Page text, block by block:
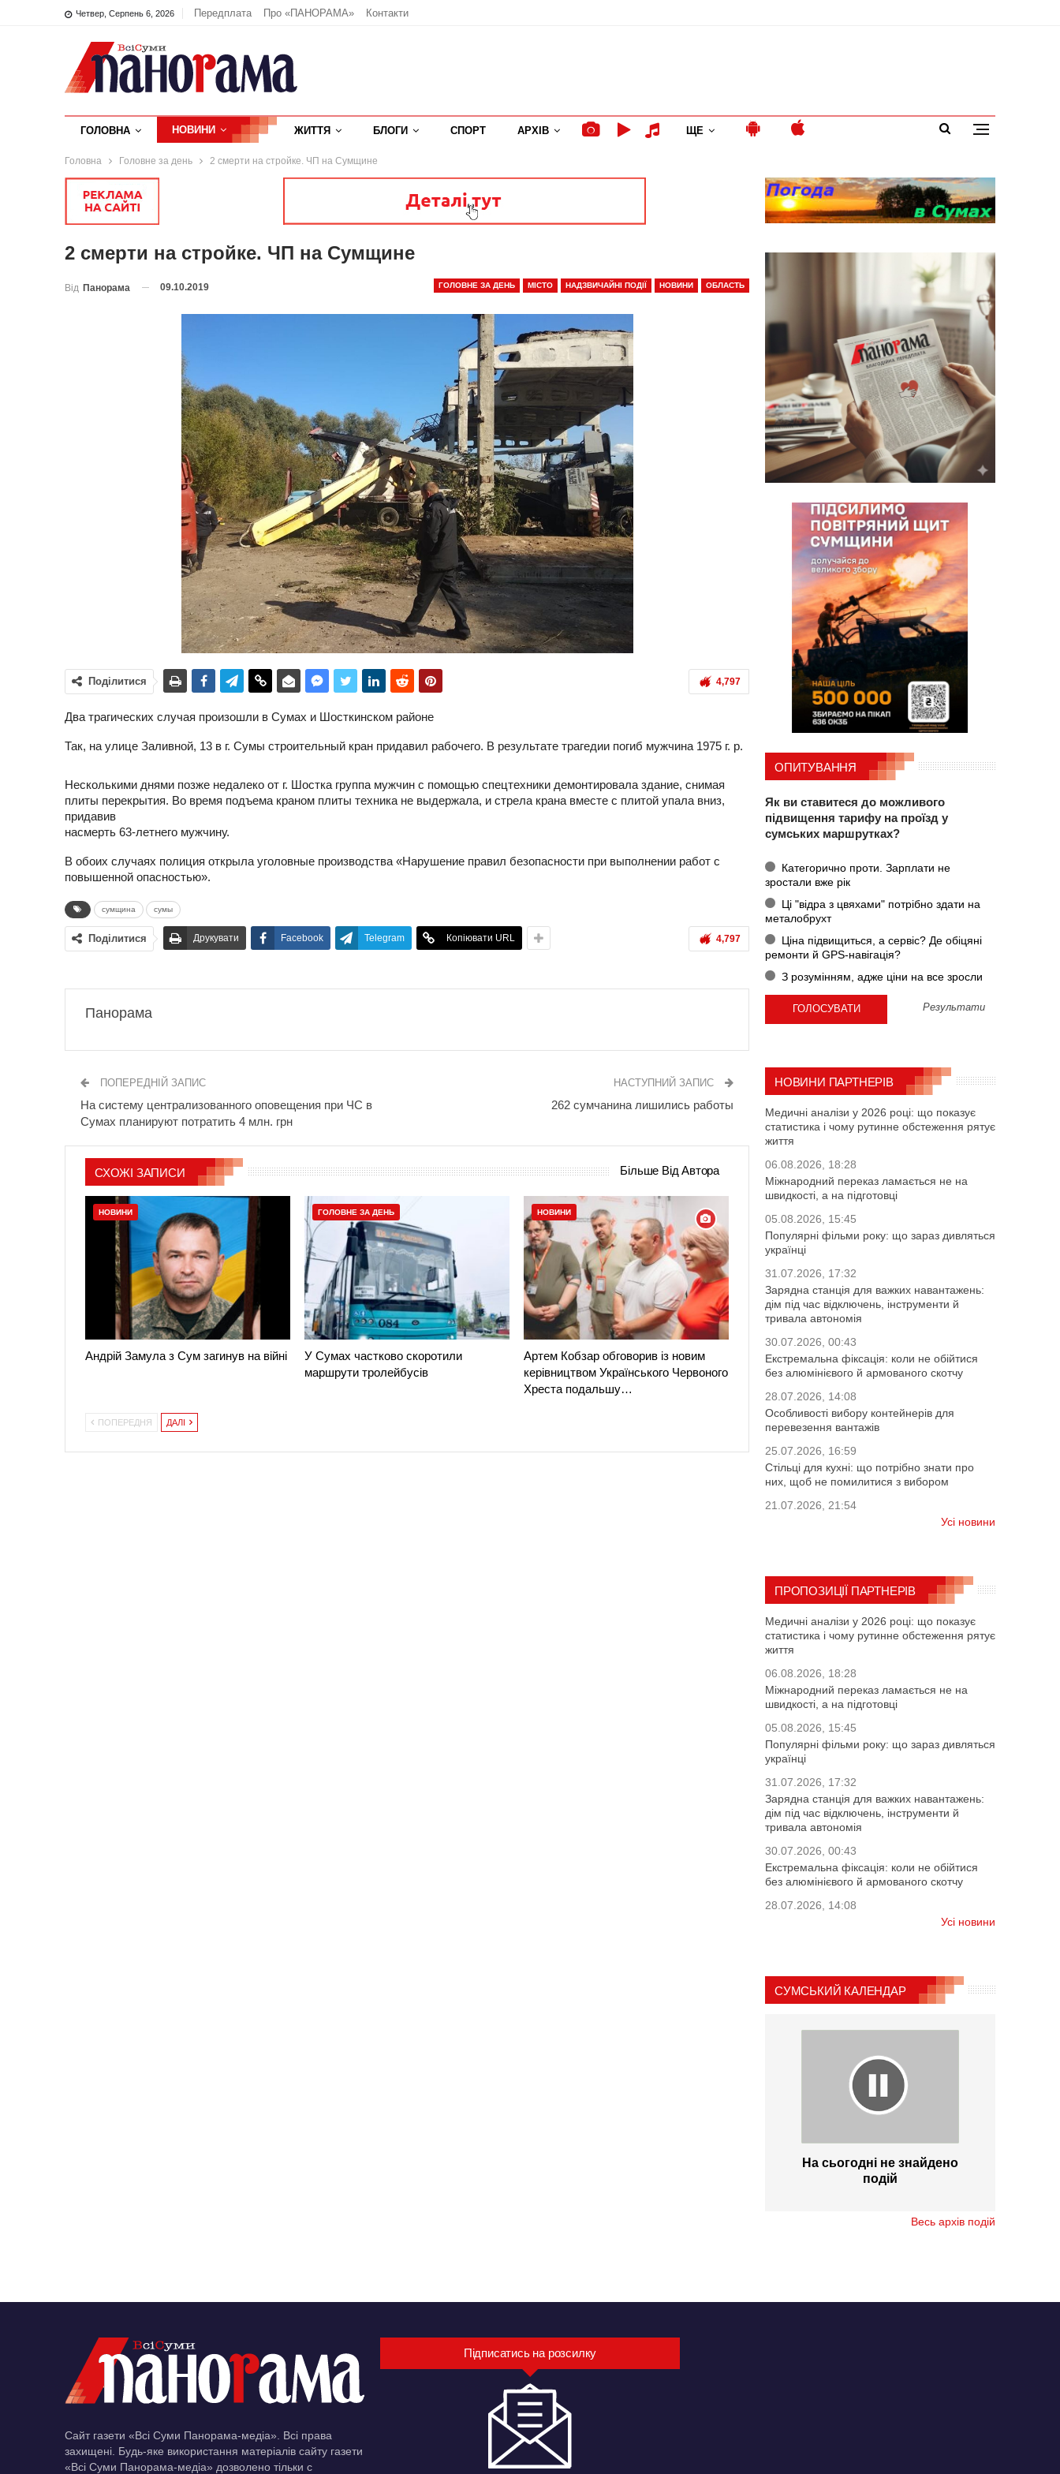
Четвер, Серпень 6, 2026 Передплата Про «ПАНОРАМА» Контакти
ГОЛОВНА НОВИНИ ЖИТТЯ БЛОГИ СПОРТ АРХІВ ЩЕ
Головна Головне за день 2 смерти на стройке. ЧП на Сумщине
2 смерти на стройке. ЧП на Сумщине
ГОЛОВНЕ ЗА ДЕНЬ МІСТО НАДЗВИЧАЙНІ ПОДІЇ НОВИНИ ОБЛАСТЬ
Від Панорама 09.10.2019
4,797
Поділитися
Два трагических случая произошли в Сумах и Шосткинском районе
Так, на улице Заливной, 13 в г. Сумы строительный кран придавил рабочего. В результате трагедии погиб мужчина 1975 г. р.
Несколькими днями позже недалеко от г. Шостка группа мужчин с помощью спецтехники демонтировала здание, снимая
плиты перекрытия. Во время подъема краном плиты техника не выдержала, и стрела крана вместе с плитой упала вниз,
придавив
насмерть 63-летнего мужчину.
В обоих случаях полиция открыла уголовные производства «Нарушение правил безопасности при выполнении работ с
повышенной опасностью».
сумщина сумы
4,797
Поділитися Друкувати Facebook Telegram Копіювати URL
Панорама
ПОПЕРЕДНІЙ ЗАПИС
На систему централизованного оповещения при ЧС в
Сумах планируют потратить 4 млн. грн
НАСТУПНИЙ ЗАПИС
262 сумчанина лишились работы
СХОЖІ ЗАПИСИ Більше Від Автора
НОВИНИ
Андрій Замула з Сум загинув на війні
ГОЛОВНЕ ЗА ДЕНЬ
У Сумах частково скоротили
маршрути тролейбусів
НОВИНИ
Артем Кобзар обговорив із новим
керівництвом Українського Червоного
Хреста подальшу…
ПОПЕРЕДНЯ ДАЛІ
ОПИТУВАННЯ
Як ви ставитеся до можливого
підвищення тарифу на проїзд у
сумських маршрутках?
Категорично проти. Зарплати не
зростали вже рік
Ці "відра з цвяхами" потрібно здати на
металобрухт
Ціна підвищиться, а сервіс? Де обіцяні
ремонти й GPS-навігація?
З розумінням, адже ціни на все зросли
Результати
НОВИНИ ПАРТНЕРІВ
Медичні аналізи у 2026 році: що показує
статистика і чому рутинне обстеження рятує
життя
06.08.2026, 18:28
Міжнародний переказ ламається не на
швидкості, а на підготовці
05.08.2026, 15:45
Популярні фільми року: що зараз дивляться
українці
31.07.2026, 17:32
Зарядна станція для важких навантажень:
дім під час відключень, інструменти й
тривала автономія
30.07.2026, 00:43
Екстремальна фіксація: коли не обійтися
без алюмінієвого й армованого скотчу
28.07.2026, 14:08
Особливості вибору контейнерів для
перевезення вантажів
25.07.2026, 16:59
Стільці для кухні: що потрібно знати про
них, щоб не помилитися з вибором
21.07.2026, 21:54
Усі новини
ПРОПОЗИЦІЇ ПАРТНЕРІВ
Медичні аналізи у 2026 році: що показує
статистика і чому рутинне обстеження рятує
життя
06.08.2026, 18:28
Міжнародний переказ ламається не на
швидкості, а на підготовці
05.08.2026, 15:45
Популярні фільми року: що зараз дивляться
українці
31.07.2026, 17:32
Зарядна станція для важких навантажень:
дім під час відключень, інструменти й
тривала автономія
30.07.2026, 00:43
Екстремальна фіксація: коли не обійтися
без алюмінієвого й армованого скотчу
28.07.2026, 14:08
Усі новини
СУМСЬКИЙ КАЛЕНДАР
На сьогодні не знайдено
подій
Весь архів подій
Сайт газети «Всі Суми Панорама-медіа». Всі права
захищені. Будь-яке використання матеріалів сайту газети
«Всі Суми Панорама-медіа» дозволено тільки c
Підписатись на розсилку